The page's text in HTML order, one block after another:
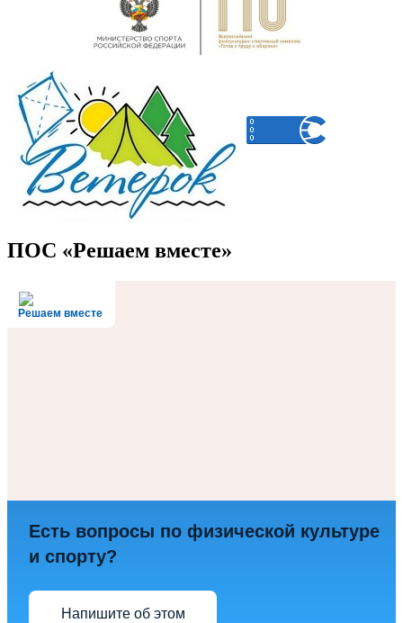
ПОС «Решаем вместе»
Решаем вместе
Есть вопросы по физической культуре
и спорту?
Напишите об этом